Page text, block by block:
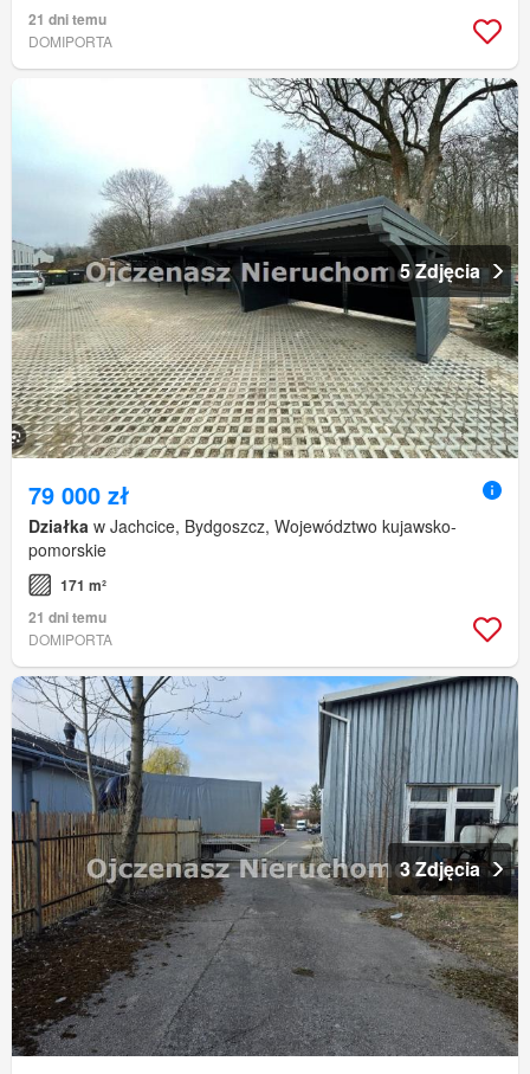
21 dni temu
DOMIPORTA
5 Zdjęcia
79 000 zł
Działka w Jachcice, Bydgoszcz, Województwo kujawsko-
pomorskie
171 m²
21 dni temu
DOMIPORTA
3 Zdjęcia